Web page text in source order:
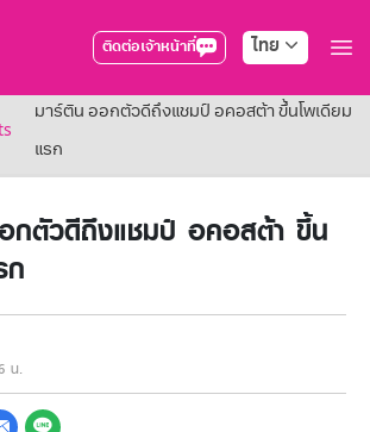
ติดต่อเจ้าหน้าที่ ไทย
Thai
วิชันส์นาวทั้งหมด
านดาวเทียม
กค้าทรูวิชั่นส์
หรับผู้ประกอบการ
มาร์ติน ออกตัวดีถึงแชมป์ อคอสต้า ขึ้นโพเดียม
แรก
กตัวดีถึงแชมป์ อคอสต้า ขึ้น
ก
น.